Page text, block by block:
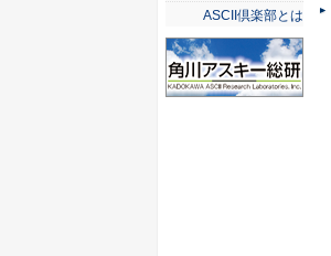
ASCII倶楽部とは